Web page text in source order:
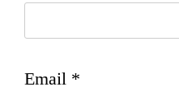
Email *